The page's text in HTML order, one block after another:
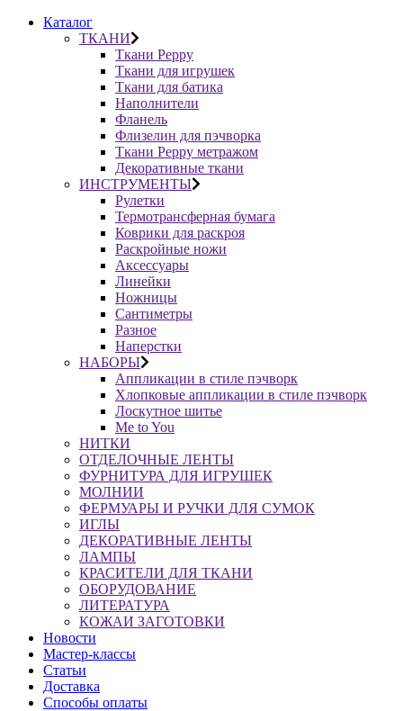
Каталог
ТКАНИ
Ткани Peppy
Ткани для игрушек
Ткани для батика
Наполнители
Фланель
Флизелин для пэчворка
Ткани Peppy метражом
Декоративные ткани
ИНСТРУМЕНТЫ
Рулетки
Термотрансферная бумага
Коврики для раскроя
Раскройные ножи
Аксессуары
Линейки
Ножницы
Сантиметры
Разное
Наперстки
НАБОРЫ
Аппликации в стиле пэчворк
Хлопковые аппликации в стиле пэчворк
Лоскутное шитье
Me to You
НИТКИ
ОТДЕЛОЧНЫЕ ЛЕНТЫ
ФУРНИТУРА ДЛЯ ИГРУШЕК
МОЛНИИ
ФЕРМУАРЫ И РУЧКИ ДЛЯ СУМОК
ИГЛЫ
ДЕКОРАТИВНЫЕ ЛЕНТЫ
ЛАМПЫ
КРАСИТЕЛИ ДЛЯ ТКАНИ
ОБОРУДОВАНИЕ
ЛИТЕРАТУРА
КОЖАИ ЗАГОТОВКИ
Новости
Мастер-классы
Статьи
Доставка
Способы оплаты